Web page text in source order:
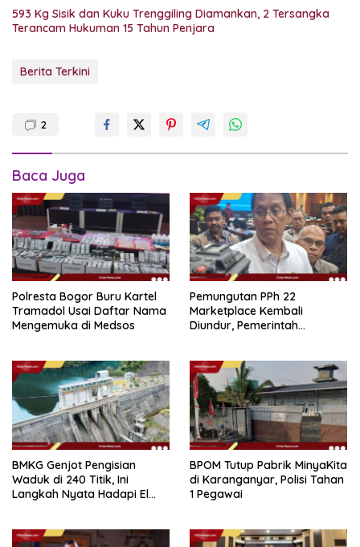
593 Kg Sisik dan Kuku Trenggiling Diamankan, 2 Tersangka
Terancam Hukuman 15 Tahun Penjara
Berita Terkini
2
Baca Juga
Polresta Bogor Buru Kartel
Tramadol Usai Daftar Nama
Mengemuka di Medsos
Pemungutan PPh 22
Marketplace Kembali
Diundur, Pemerintah
BMKG Genjot Pengisian
Waduk di 240 Titik, Ini
Langkah Nyata Hadapi El
BPOM Tutup Pabrik MinyaKita
di Karanganyar, Polisi Tahan
1 Pegawai